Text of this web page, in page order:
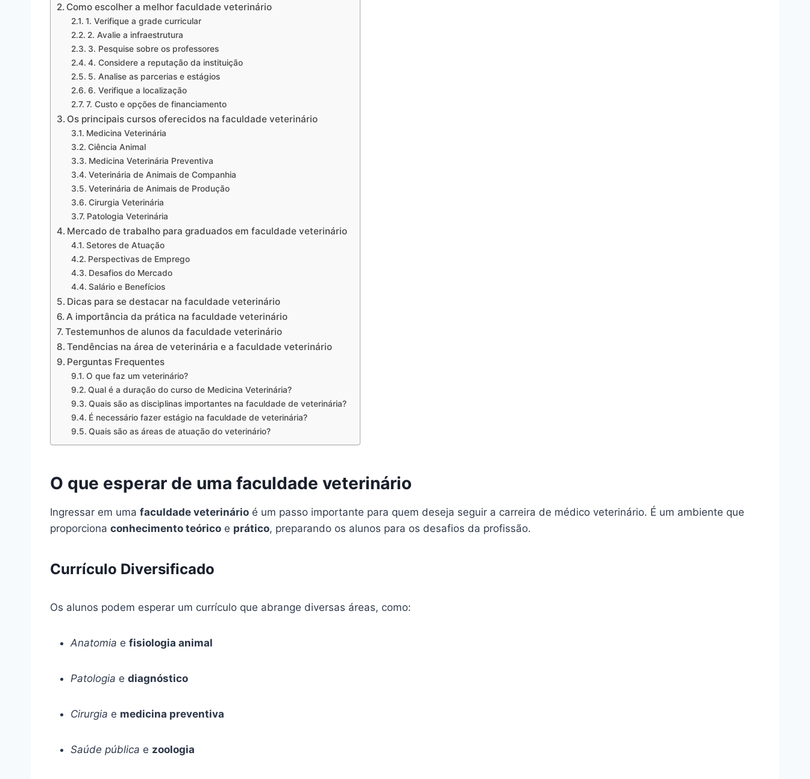
Como escolher a melhor faculdade veterinário
1. Verifique a grade curricular
2. Avalie a infraestrutura
3. Pesquise sobre os professores
4. Considere a reputação da instituição
5. Analise as parcerias e estágios
6. Verifique a localização
7. Custo e opções de financiamento
Os principais cursos oferecidos na faculdade veterinário
Medicina Veterinária
Ciência Animal
Medicina Veterinária Preventiva
Veterinária de Animais de Companhia
Veterinária de Animais de Produção
Cirurgia Veterinária
Patologia Veterinária
Mercado de trabalho para graduados em faculdade veterinário
Setores de Atuação
Perspectivas de Emprego
Desafios do Mercado
Salário e Benefícios
Dicas para se destacar na faculdade veterinário
A importância da prática na faculdade veterinário
Testemunhos de alunos da faculdade veterinário
Tendências na área de veterinária e a faculdade veterinário
Perguntas Frequentes
O que faz um veterinário?
Qual é a duração do curso de Medicina Veterinária?
Quais são as disciplinas importantes na faculdade de veterinária?
É necessário fazer estágio na faculdade de veterinária?
Quais são as áreas de atuação do veterinário?
O que esperar de uma faculdade veterinário
Ingressar em uma faculdade veterinário é um passo importante para quem deseja seguir a carreira de médico veterinário. É um ambiente que
proporciona conhecimento teórico e prático, preparando os alunos para os desafios da profissão.
Currículo Diversificado
Os alunos podem esperar um currículo que abrange diversas áreas, como:
Anatomia e fisiologia animal
Patologia e diagnóstico
Cirurgia e medicina preventiva
Saúde pública e zoologia